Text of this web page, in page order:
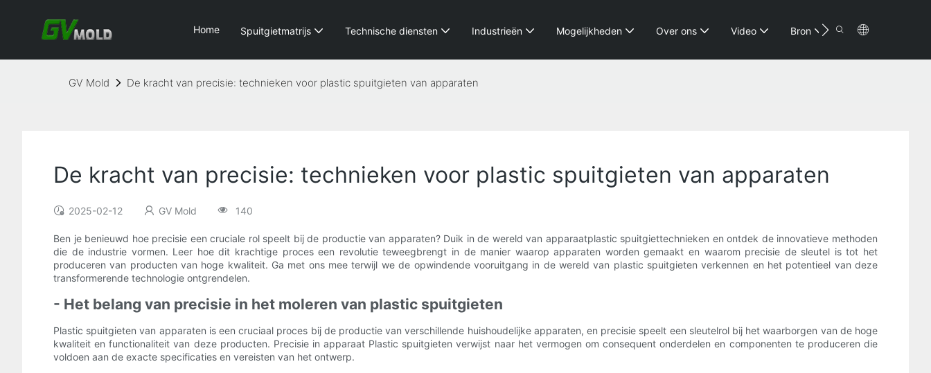
Home Spuitgietmatrijs Technische diensten Industrieën Mogelijkheden Over ons Video Bron Contact
GV Mold De kracht van precisie: technieken voor plastic spuitgieten van apparaten
De kracht van precisie: technieken voor plastic spuitgieten van apparaten
2025-02-12 GV Mold 140
Ben je benieuwd hoe precisie een cruciale rol speelt bij de productie van apparaten? Duik in de wereld van apparaatplastic spuitgiettechnieken en ontdek de innovatieve methoden
die de industrie vormen. Leer hoe dit krachtige proces een revolutie teweegbrengt in de manier waarop apparaten worden gemaakt en waarom precisie de sleutel is tot het
produceren van producten van hoge kwaliteit. Ga met ons mee terwijl we de opwindende vooruitgang in de wereld van plastic spuitgieten verkennen en het potentieel van deze
transformerende technologie ontgrendelen.
- Het belang van precisie in het moleren van plastic spuitgieten
Plastic spuitgieten van apparaten is een cruciaal proces bij de productie van verschillende huishoudelijke apparaten, en precisie speelt een sleutelrol bij het waarborgen van de hoge
kwaliteit en functionaliteit van deze producten. Precisie in apparaat Plastic spuitgieten verwijst naar het vermogen om consequent onderdelen en componenten te produceren die
voldoen aan de exacte specificaties en vereisten van het ontwerp.